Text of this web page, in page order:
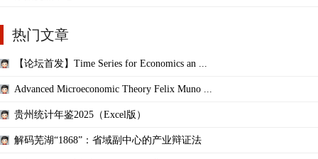
热门文章
【论坛首发】Time Series for Economics an ...
Advanced Microeconomic Theory Felix Muno ...
贵州统计年鉴2025（Excel版）
解码芜湖“1868”：省域副中心的产业辩证法